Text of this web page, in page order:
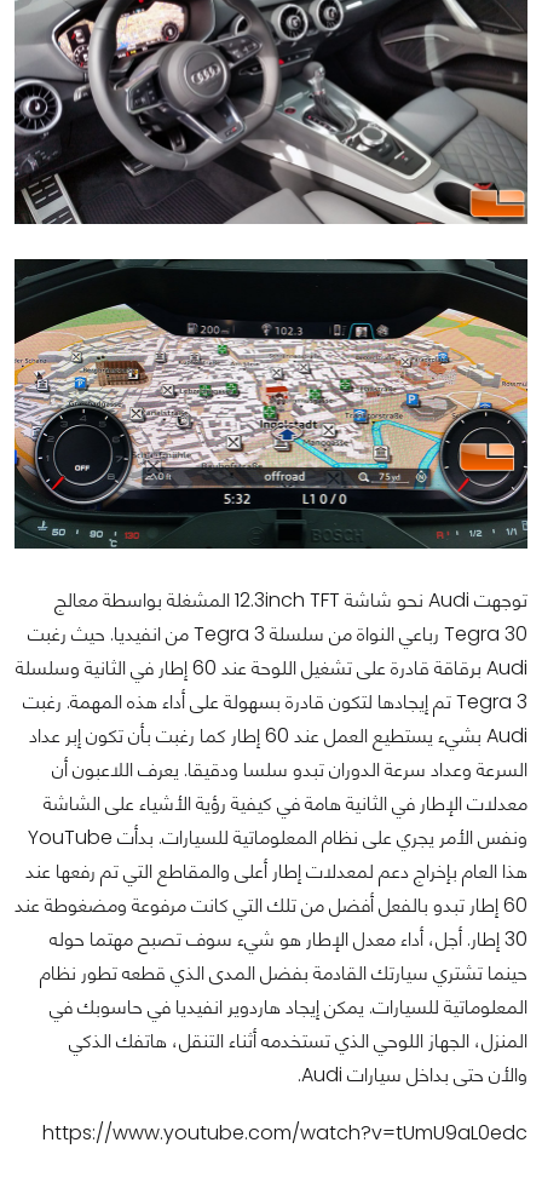
توجهت Audi نحو شاشة 12.3inch TFT المشغلة بواسطة معالج
Tegra 30 رباعي النواة من سلسلة Tegra 3 من انفيديا. حيث رغبت
Audi برقاقة قادرة على تشغيل اللوحة عند 60 إطار في الثانية وسلسلة
Tegra 3 تم إيجادها لتكون قادرة بسهولة على أداء هذه المهمة. رغبت
Audi بشيء يستطيع العمل عند 60 إطار كما رغبت بأن تكون إبر عداد
السرعة وعداد سرعة الدوران تبدو سلسا ودقيقا. يعرف اللاعبون أن
معدلات الإطار في الثانية هامة في كيفية رؤية الأشياء على الشاشة
ونفس الأمر يجري على نظام المعلوماتية للسيارات. بدأت YouTube
هذا العام بإخراج دعم لمعدلات إطار أعلى والمقاطع التي تم رفعها عند
60 إطار تبدو بالفعل أفضل من تلك التي كانت مرفوعة ومضغوطة عند
30 إطار. أجل، أداء معدل الإطار هو شيء سوف تصبح مهتما حوله
حينما تشتري سيارتك القادمة بفضل المدى الذي قطعه تطور نظام
المعلوماتية للسيارات. يمكن إيجاد هاردوير انفيديا في حاسوبك في
المنزل، الجهاز اللوحي الذي تستخدمه أثناء التنقل، هاتفك الذكي
والأن حتى بداخل سيارات Audi.
https://www.youtube.com/watch?v=tUmU9aL0edc